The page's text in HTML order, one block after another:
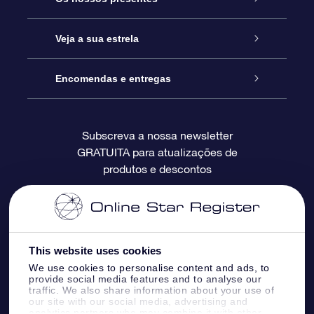
This website uses cookies
We use cookies to personalise content and ads, to
provide social media features and to analyse our
traffic. We also share information about your use of
our site with our social media, advertising and
Contactos
O Blog
Avaliações
Prenda Star Online
Pacote Prenda OSR
O Cartão Presente OSR
Presentes corporativos
Veja a sua estrela
Registo de Estrela
Página de Estrela personalizada
Um Milhão de Estrelas
OSR screensaver de estrela
App RV fly me to the stars
Encomendas e entregas
Informação de pagamento
Informação de envio
Política de Devolução
Constelações
Subscreva a nossa newsletter
GRATUITA para atualizações de
produtos e descontos